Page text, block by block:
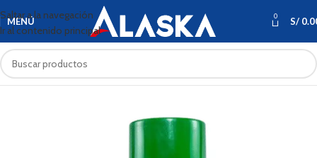
Saltar a la navegación
Ir al contenido principal
MENÚ 0 S/